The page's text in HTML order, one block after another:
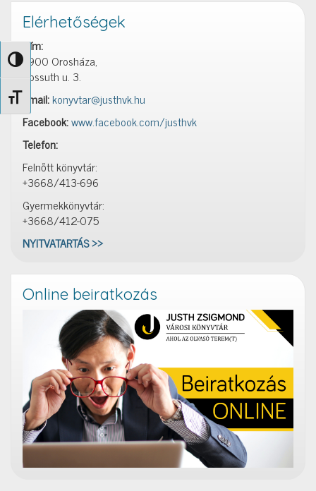
Nagy kontraszt váltása
Betűméret váltása
Elérhetőségek
Cím:
5900 Orosháza,
Kossuth u. 3.
Email:konyvtar@justhvk.hu
Facebook:www.facebook.com/justhvk
Telefon:
Felnőtt könyvtár:
+3668/413-696
Gyermekkönyvtár:
+3668/412-075
NYITVATARTÁS >>
Online beiratkozás